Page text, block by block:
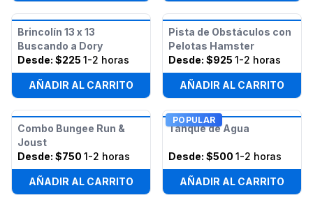
Brincolín 13 x 13
Buscando a Dory
Desde: $225 1-2 horas
AÑADIR AL CARRITO
Pista de Obstáculos con
Pelotas Hamster
Desde: $925 1-2 horas
AÑADIR AL CARRITO
Combo Bungee Run &
Joust
Desde: $750 1-2 horas
AÑADIR AL CARRITO
POPULAR
Tanque de Agua
Desde: $500 1-2 horas
AÑADIR AL CARRITO